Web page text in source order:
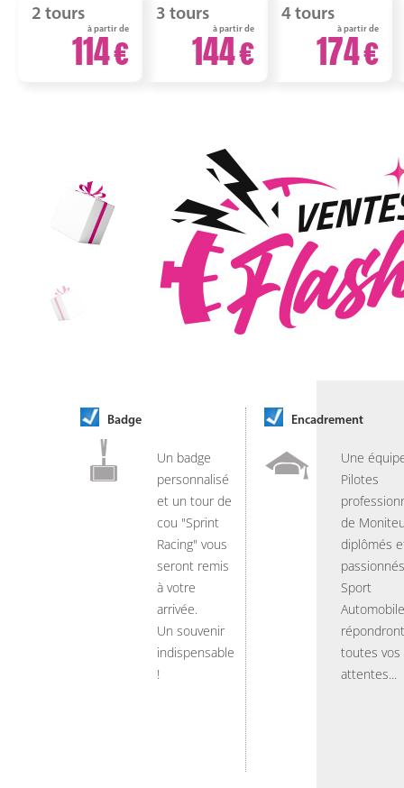
2 tours
à partir de
114
3 tours
à partir de
144
4 tours
à partir de
174
Badge
Un badge
personnalisé
et un tour de
cou "Sprint
Racing" vous
seront remis
à votre
arrivée.
Un souvenir
indispensable
!
Encadrement
Une
Pilotes
de
diplômés
Sport
Automobile
toutes vos
attentes...